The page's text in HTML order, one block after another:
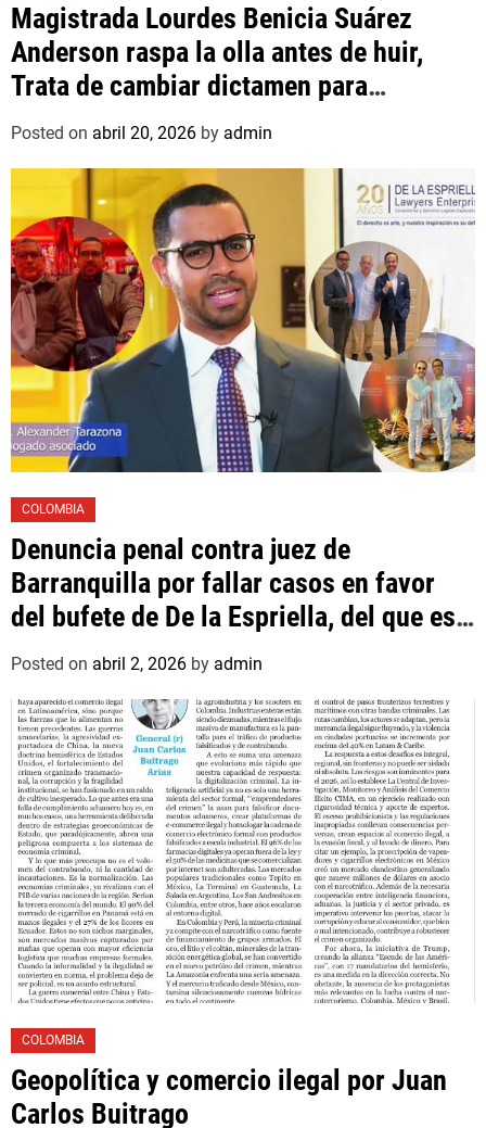
Magistrada Lourdes Benicia Suárez
Anderson raspa la olla antes de huir,
Trata de cambiar dictamen para
favorecer a mafioso que René Díaz
Toledo, expropietario de «Superautos
Las Mercedes»
Posted on abril 20, 2026 by admin
COLOMBIA
Denuncia penal contra juez de
Barranquilla por fallar casos en favor
del bufete de De la Espriella, del que es
asociado un hijo suyo
Posted on abril 2, 2026 by admin
COLOMBIA
Geopolítica y comercio ilegal por Juan
Carlos Buitrago